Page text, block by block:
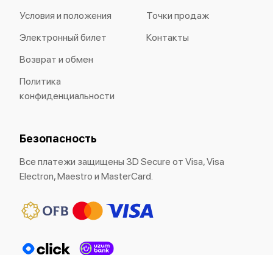
Условия и положения
Электронный билет
Возврат и обмен
Политика
конфиденциальности
Точки продаж
Контакты
Безопасность
Все платежи защищены 3D Secure от Visa, Visa
Electron, Maestro и MasterCard.